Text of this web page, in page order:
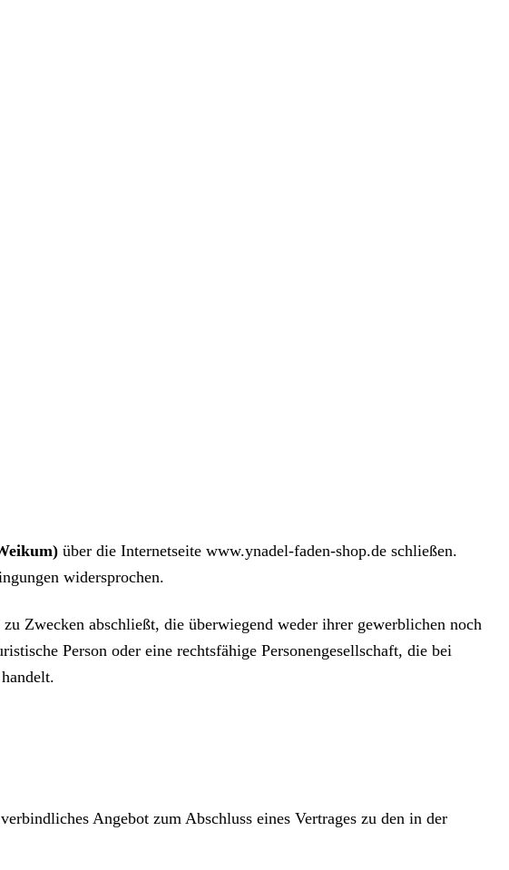
über die Internetseite www.ynadel-faden-shop.de schließen.
widersprochen.
Zwecken abschließt, die überwiegend weder ihrer gewerblichen noch
Person oder eine rechtsfähige Personengesellschaft, die bei
Angebot zum Abschluss eines Vertrages zu den in der